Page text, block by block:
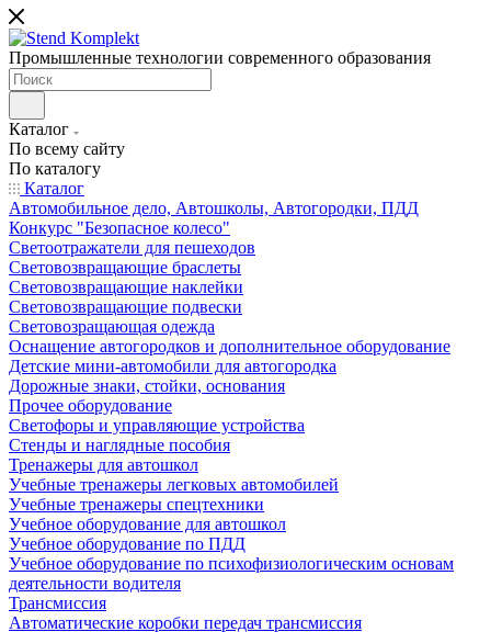
Промышленные технологии современного образования
Каталог
По всему сайту
По каталогу
Каталог
Автомобильное дело, Автошколы, Автогородки, ПДД
Конкурс "Безопасное колесо"
Светоотражатели для пешеходов
Световозвращающие браслеты
Световозвращающие наклейки
Световозвращающие подвески
Световозращающая одежда
Оснащение автогородков и дополнительное оборудование
Детские мини-автомобили для автогородка
Дорожные знаки, стойки, основания
Прочее оборудование
Светофоры и управляющие устройства
Стенды и наглядные пособия
Тренажеры для автошкол
Учебные тренажеры легковых автомобилей
Учебные тренажеры спецтехники
Учебное оборудование для автошкол
Учебное оборудование по ПДД
Учебное оборудование по психофизиологическим основам
деятельности водителя
Трансмиссия
Автоматические коробки передач трансмиссия